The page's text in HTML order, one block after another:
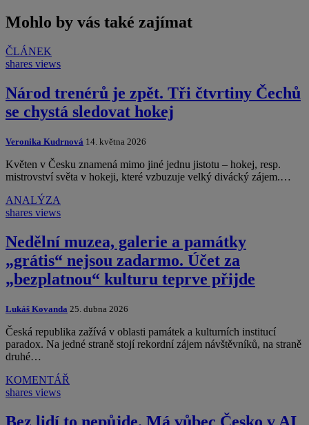
Mohlo by vás také zajímat
ČLÁNEK
shares views
Národ trenérů je zpět. Tři čtvrtiny Čechů
se chystá sledovat hokej
Veronika Kudrnová 14. května 2026
Květen v Česku znamená mimo jiné jednu jistotu – hokej, resp.
mistrovství světa v hokeji, které vzbuzuje velký divácký zájem.…
ANALÝZA
shares views
Nedělní muzea, galerie a památky
„grátis“ nejsou zadarmo. Účet za
„bezplatnou“ kulturu teprve přijde
Lukáš Kovanda 25. dubna 2026
Česká republika zažívá v oblasti památek a kulturních institucí
paradox. Na jedné straně stojí rekordní zájem návštěvníků, na straně
druhé…
KOMENTÁŘ
shares views
Bez lidí to nepůjde. Má vůbec Česko v AI